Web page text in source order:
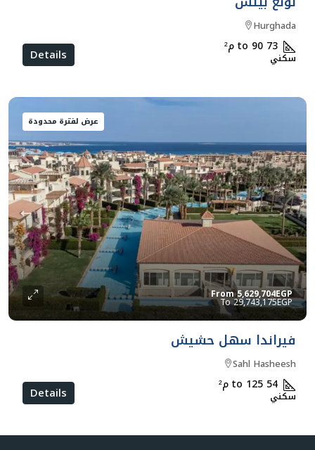
Hurghada
73 to 90 م²
سكني Details
عرض لفترة محدودة
From5,629,704EGP
29,743,175EGP
فيراندا سهل حشيش
Sahl Hasheesh
54 to 125 م²
سكني Details